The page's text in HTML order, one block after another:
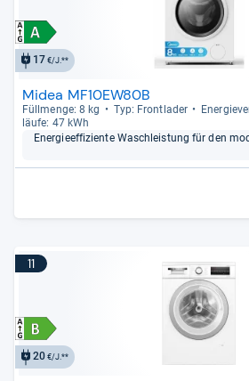
17 €/J.**
Midea MF10EW80B
Füll­menge: 8 kg Typ: Front­la­der
läufe: 47 kWh
Ener­gie­ef­fi­zi­ente Wasch­leis­tung für den
11
20€/J.**